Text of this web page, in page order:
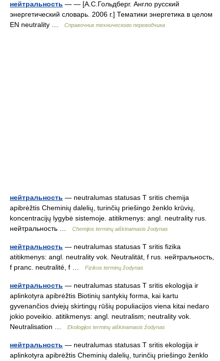
нейтральность — — [А.С.Гольдберг. Англо русский
энергетический словарь. 2006 г.] Тематики энергетика в целом
EN neutrality …
Справочник технического переводчика
нейтральность — neutralumas statusas T sritis chemija
apibrėžtis Cheminių dalelių, turinčių priešingo ženklo krūvių,
koncentracijų lygybė sistemoje. atitikmenys: angl. neutrality rus.
нейтральность …
Chemijos terminų aiškinamasis žodynas
нейтральность — neutralumas statusas T sritis fizika
atitikmenys: angl. neutrality vok. Neutralität, f rus. нейтральность,
f pranc. neutralité, f …
Fizikos terminų žodynas
нейтральность — neutralumas statusas T sritis ekologija ir
aplinkotyra apibrėžtis Biotinių santykių forma, kai kartu
gyvenančios dviejų skirtingų rūšių populiacijos viena kitai nedaro
jokio poveikio. atitikmenys: angl. neutralism; neutrality vok.
Neutralisation …
Ekologijos terminų aiškinamasis žodynas
нейтральность — neutralumas statusas T sritis ekologija ir
aplinkotyra apibrėžtis Cheminių dalelių, turinčių priešingo ženklo